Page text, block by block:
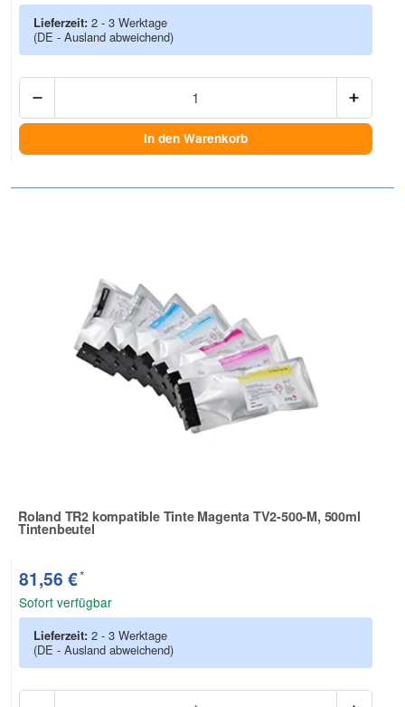
Lieferzeit: 2 - 3 Werktage
(DE - Ausland abweichend)
In den Warenkorb
Roland TR2 kompatible Tinte Magenta TV2-500-M, 500ml
Tintenbeutel
Zur Artikelbewertung
81,56 €*
Sofort verfügbar
Lieferzeit: 2 - 3 Werktage
(DE - Ausland abweichend)